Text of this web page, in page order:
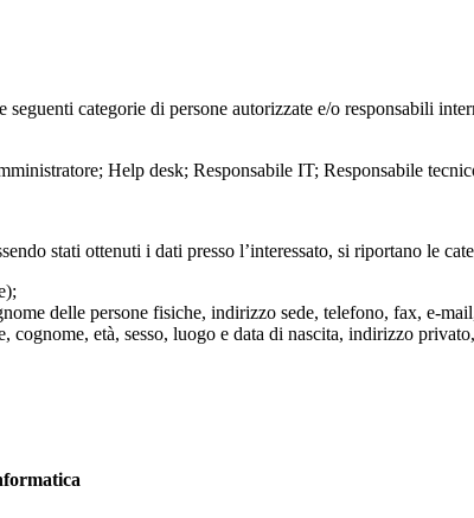
categorie di persone autorizzate e/o responsabili
Help desk; Responsabile IT; Responsabile
stati ottenuti i dati presso l’interessato, si riportano le
delle persone fisiche, indirizzo sede, telefono, fax, e-
età, sesso, luogo e data di nascita, indirizzo